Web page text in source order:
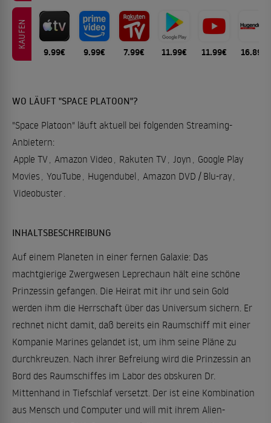
KAUFEN
9.99€ 9.99€ 7.99€ 11.99€ 11.99€ 16.89€
WO LÄUFT "SPACE PLATOON"?
"Space Platoon" läuft aktuell bei folgenden Streaming-
Anbietern:
Apple TV, Amazon Video , Rakuten TV, Joyn , Google Play
Movies, YouTube , Hugendubel , Amazon DVD / Blu-ray,
Videobuster.
INHALTSBESCHREIBUNG
Auf einem Planeten in einer fernen Galaxie: Das
machtgierige Zwergwesen Leprechaun hält eine schöne
Prinzessin gefangen. Die Heirat mit ihr und sein Gold
werden ihm die Herrschaft über das Universum sichern. Er
rechnet nicht damit, daß bereits ein Raumschiff mit einer
Kompanie Marines gelandet ist, um ihm seine Pläne zu
durchkreuzen. Nach ihrer Befreiung wird die Prinzessin an
Bord des Raumschiffes im Labor des obskuren Dr.
Mittenhand in Tiefschlaf versetzt. Der ist eine Kombination
aus Mensch und Computer und will mit ihrem Alien-